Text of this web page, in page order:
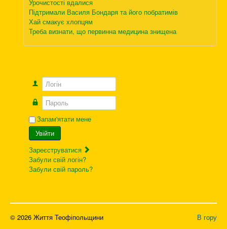
Урочистості вдалися
Підтримали Василя Бондаря та його побратимів
Хай смакує хлопцям
Треба визнати, що первинна медицина знищена
Логін
Пароль
Запам'ятати мене
Увійти
Зареєструватися
Забули свій логін?
Забули свій пароль?
В гору
© 2026 Життя Теофіпольщини